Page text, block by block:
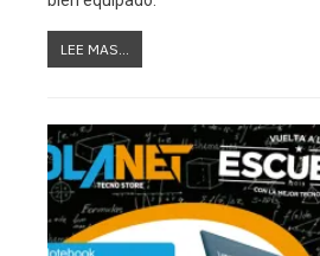
LEE MAS...